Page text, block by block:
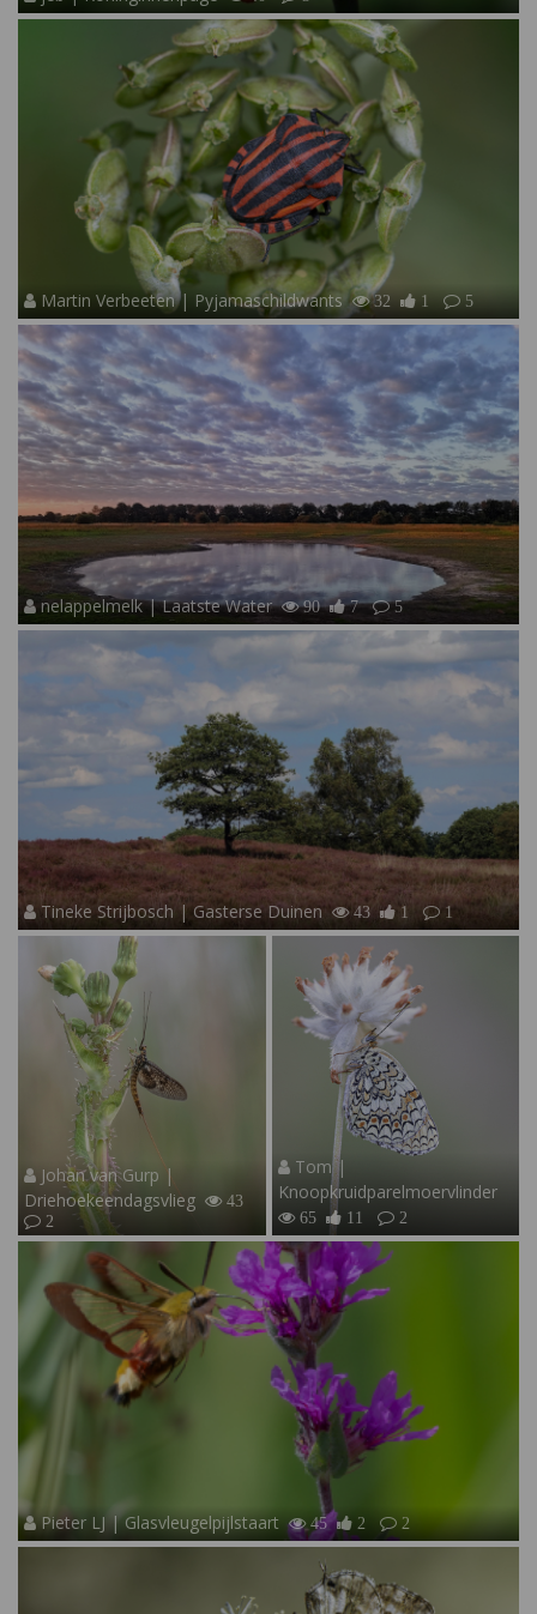
Martin Verbeeten | Pyjamaschildwants 32 1 5
nelappelmelk | Laatste Water 90 7 5
Tineke Strijbosch | Gasterse Duinen 43 1 1
Johan van Gurp |
Driehoekeendagsvlieg
43
2
Tom |
Knoopkruidparelmoervlinder
65 11 2
Pieter LJ | Glasvleugelpijlstaart 45 2 2